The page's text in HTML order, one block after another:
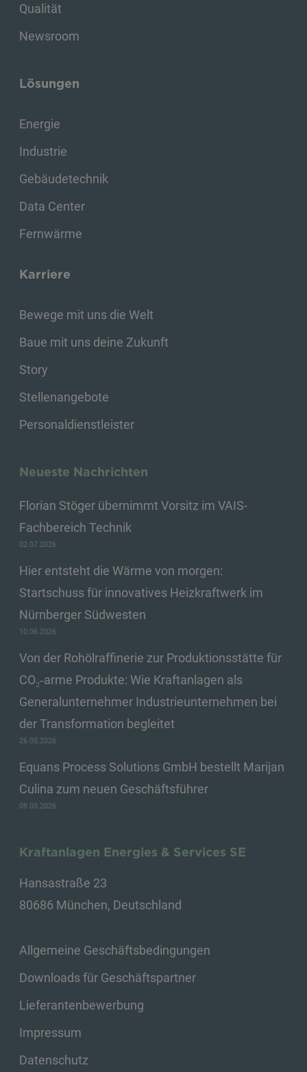
Qualität
Newsroom
Lösungen
Energie
Industrie
Gebäudetechnik
Data Center
Fernwärme
Karriere
Bewege mit uns die Welt
Baue mit uns deine Zukunft
Story
Stellenangebote
Personaldienstleister
Neueste Nachrichten
Florian Stöger übernimmt Vorsitz im VAIS-
Fachbereich Technik
02.07.2026
Hier entsteht die Wärme von morgen:
Startschuss für innovatives Heizkraftwerk im
Nürnberger Südwesten
10.06.2026
Von der Rohölraffinerie zur Produktionsstätte für
CO₂‑arme Produkte: Wie Kraftanlagen als
Generalunternehmer Industrieunternehmen bei
der Transformation begleitet
26.05.2026
Equans Process Solutions GmbH bestellt Marijan
Culina zum neuen Geschäftsführer
08.05.2026
Kraftanlagen Energies & Services SE
Hansastraße 23
80686 München, Deutschland
Allgemeine Geschäftsbedingungen
Downloads für Geschäftspartner
Lieferantenbewerbung
Impressum
Datenschutz